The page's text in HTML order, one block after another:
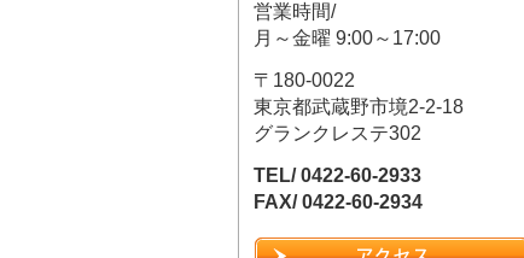
営業時間/
月～金曜 9:00～17:00
〒180-0022
東京都武蔵野市境2-2-18
グランクレステ302
TEL/ 0422-60-2933
FAX/ 0422-60-2934